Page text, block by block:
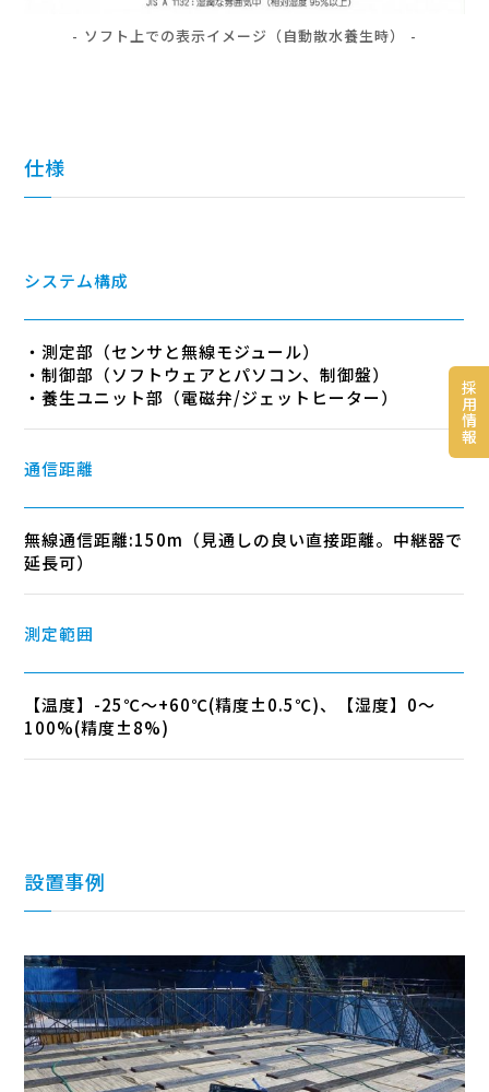
採
用
情
報
ソフト上での表示イメージ（自動散水養生時）
仕様
システム構成
・測定部（センサと無線モジュール）
・制御部（ソフトウェアとパソコン、制御盤）
・養生ユニット部（電磁弁/ジェットヒーター）
通信距離
無線通信距離:150m（見通しの良い直接距離。中継器で
延長可）
測定範囲
【温度】-25℃～+60℃(精度±0.5℃)、【湿度】0～
100%(精度±8%)
設置事例